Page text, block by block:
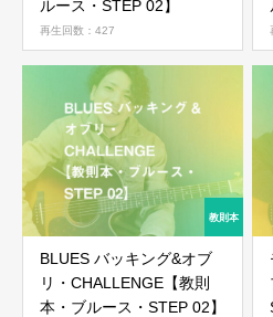
ルース・STEP 02】
再生回数：427
BLUES バッキング&オブ
リ・CHALLENGE【教則
本・ブルース・STEP 02】
新規会員